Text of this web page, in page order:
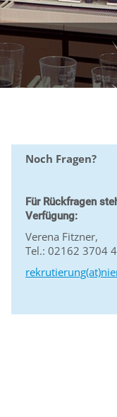
Noch Fragen?
Für Rückfragen
Verfügung:
Verena Fitzner,
Tel.: 02162 3704